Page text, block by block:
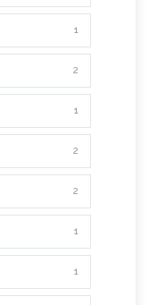
1
2
1
2
2
1
1